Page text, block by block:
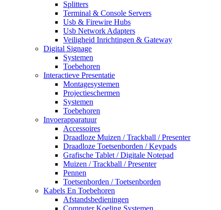
Splitters
Terminal & Console Servers
Usb & Firewire Hubs
Usb Network Adapters
Veiligheid Inrichtingen & Gateway
Digital Signage
Systemen
Toebehoren
Interactieve Presentatie
Montagesystemen
Projectieschermen
Systemen
Toebehoren
Invoerapparatuur
Accessoires
Draadloze Muizen / Trackball / Presenter
Draadloze Toetsenborden / Keypads
Grafische Tablet / Digitale Notepad
Muizen / Trackball / Presenter
Pennen
Toetsenborden / Toetsenborden
Kabels En Toebehoren
Afstandsbedieningen
Computer Koeling Systemen